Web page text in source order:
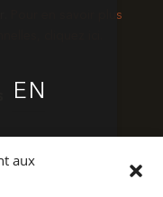
aux
EN
Pour en savoir plus